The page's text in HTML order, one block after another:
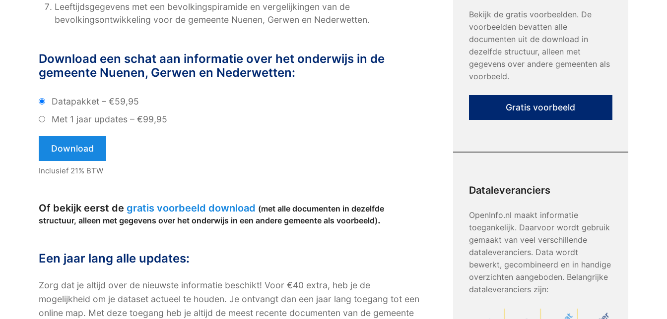
Leeftijdsgegevens met een bevolkingspiramide en vergelijkingen van de
bevolkingsontwikkeling voor de gemeente Nuenen, Gerwen en Nederwetten.
Download een schat aan informatie over het onderwijs in de
gemeente Nuenen, Gerwen en Nederwetten:
Datapakket – €59,95
Met 1 jaar updates – €99,95
Download
Inclusief 21% BTW
Of bekijk eerst de gratis voorbeeld download (met alle documenten in dezelfde
structuur, alleen met gegevens over het onderwijs in een andere gemeente als voorbeeld).
Een jaar lang alle updates:
Zorg dat je altijd over de nieuwste informatie beschikt! Voor €40 extra, heb je de
mogelijkheid om je dataset actueel te houden. Je ontvangt dan een jaar lang toegang tot een
online map. Met deze toegang heb je altijd de meest recente documenten van de gemeente
Bekijk de gratis voorbeelden. De
voorbeelden bevatten alle
documenten uit de download in
dezelfde structuur, alleen met
gegevens over andere gemeenten als
voorbeeld.
Gratis voorbeeld
Dataleveranciers
OpenInfo.nl maakt informatie
toegankelijk. Daarvoor wordt gebruik
gemaakt van veel verschillende
dataleveranciers. Data wordt
bewerkt, gecombineerd en in handige
overzichten aangeboden. Belangrijke
dataleveranciers zijn: